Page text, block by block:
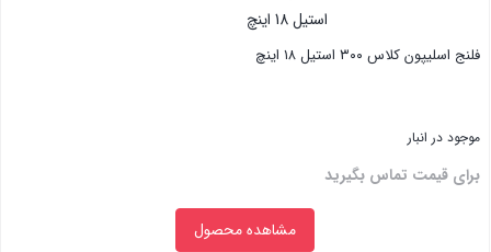
فلنج اسلیپون کلاس ۳۰۰ استیل ۱۸ اینچ
موجود در انبار
برای قیمت تماس بگیرید
مشاهده محصول